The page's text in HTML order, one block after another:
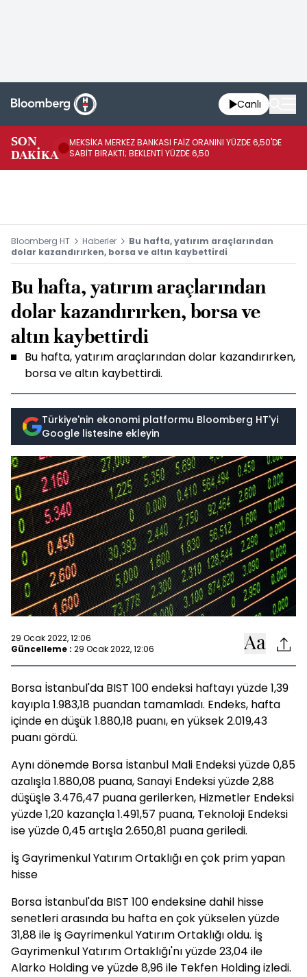
Canlı
SON
DAKİKA
MEKSİKA MERKEZ BANKASI FAİZ ORANINI YÜZDE 6,50'DE
SABİT BIRAKTI; BEKLENTİ YÜZDE 6,50
Bloomberg HT Haberler
Bu hafta, yatırım araçlarından
dolar kazandırırken, borsa ve altın kaybettirdi
Bu hafta, yatırım araçlarından
dolar kazandırırken, borsa ve
altın kaybettirdi
Bu hafta, yatırım araçlarından dolar kazandırırken,
borsa ve altın kaybettirdi.
Türkiye'nin ekonomi platformu Bloomberg HT'yi
Google listesine ekleyin
29 Ocak 2022, 12:06
Güncelleme : 29 Ocak 2022, 12:06
Borsa İstanbul'da BIST 100 endeksi haftayı yüzde 1,39
kayıpla 1.983,18 puandan tamamladı. Endeks, hafta
içinde en düşük 1.880,18 puanı, en yüksek 2.019,43
puanı gördü.
Aynı dönemde Borsa İstanbul Mali Endeksi yüzde 0,85
azalışla 1.880,08 puana, Sanayi Endeksi yüzde 2,88
düşüşle 3.476,47 puana gerilerken, Hizmetler Endeksi
yüzde 1,20 kazançla 1.491,57 puana, Teknoloji Endeksi
ise yüzde 0,45 artışla 2.650,81 puana geriledi.
İş Gayrimenkul Yatırım Ortaklığı en çok prim yapan
hisse
Borsa İstanbul'da BIST 100 endeksine dahil hisse
senetleri arasında bu hafta en çok yükselen yüzde
31,88 ile İş Gayrimenkul Yatırım Ortaklığı oldu. İş
Gayrimenkul Yatırım Ortaklığı'nı yüzde 23,04 ile
Alarko Holding ve yüzde 8,96 ile Tekfen Holding izledi.